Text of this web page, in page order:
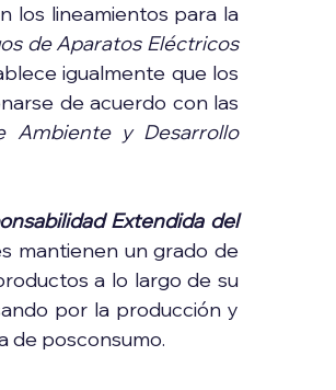
los lineamientos para la
de Aparatos Eléctricos
de acuerdo con las
Ambiente y Desarrollo
Extendida del
mantienen un grado de
a lo largo de su
por la producción y
de posconsumo.